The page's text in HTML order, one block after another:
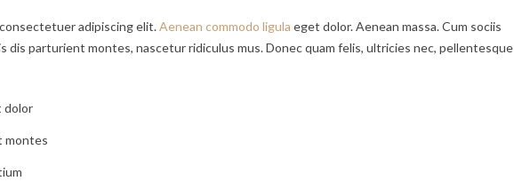
adipiscing elit.Aenean commodo ligula eget dolor. Aenean massa. Cum sociis
dis parturient montes, nascetur ridiculus mus. Donec quam felis, ultricies nec, pellentesque
dolor
montes